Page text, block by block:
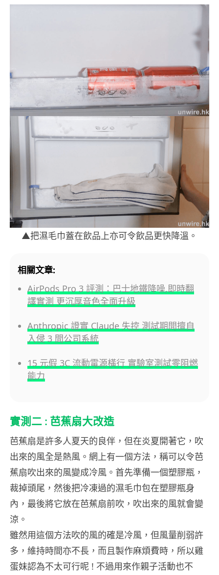
▲把濕毛巾蓋在飲品上亦可令飲品更快降溫。
相關文章:
AirPods Pro 3 評測：巴士地鐵降噪,即時翻
譯實測 更沉厚音色全面升級
Anthropic 證實 Claude 失控 測試期間擅自
入侵 3 間公司系統
15 元假 3C 流動電源橫行 實驗室測試零阻燃
能力
實測二 : 芭蕉扇大改造
芭蕉扇是許多人夏天的良伴，但在炎夏開著它，吹
出來的風全是熱風。網上有一個方法，稱可以令芭
蕉扇吹出來的風變成冷風。首先準備一個塑膠瓶，
裁掉頭尾，然後把冷凍過的濕毛巾包在塑膠瓶身
內，最後將它放在芭蕉扇前吹，吹出來的風就會變
涼。
雖然用這個方法吹的風的確是冷風，但風量削弱許
多，維持時間亦不長，而且製作麻煩費時，所以雞
蛋妹認為不太可行呢 ! 不過用來作親子活動也不